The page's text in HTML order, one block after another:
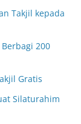
Takjil kepada
200
Gratis
Silaturahim